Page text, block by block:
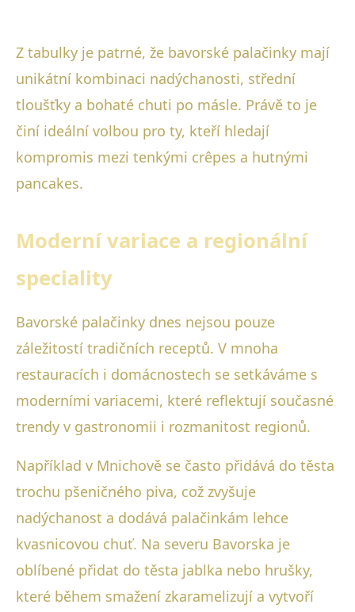
Z tabulky je patrné, že bavorské palačinky mají
unikátní kombinaci nadýchanosti, střední
tloušťky a bohaté chuti po másle. Právě to je
činí ideální volbou pro ty, kteří hledají
kompromis mezi tenkými crêpes a hutnými
pancakes.
Moderní variace a regionální
speciality
Bavorské palačinky dnes nejsou pouze
záležitostí tradičních receptů. V mnoha
restauracích i domácnostech se setkáváme s
moderními variacemi, které reflektují současné
trendy v gastronomii i rozmanitost regionů.
Například v Mnichově se často přidává do těsta
trochu pšeničného piva, což zvyšuje
nadýchanost a dodává palačinkám lehce
kvasnicovou chuť. Na severu Bavorska je
oblíbené přidat do těsta jablka nebo hrušky,
které během smažení zkaramelizují a vytvoří